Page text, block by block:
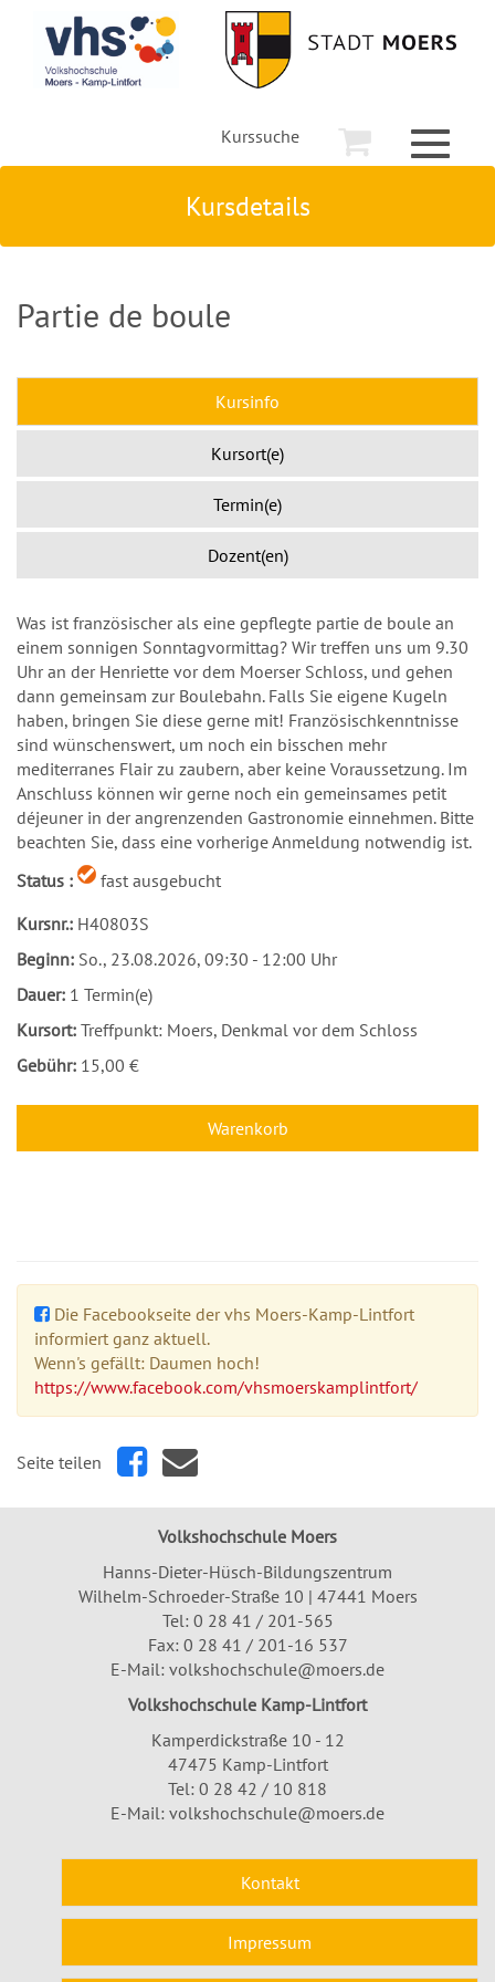
Kurssuche
Toggle
Kursdetails
Partie de boule
Kursinfo
Kursort(e)
Termin(e)
Dozent(en)
Was ist französischer als eine gepflegte partie de boule an
einem sonnigen Sonntagvormittag? Wir treffen uns um 9.30
Uhr an der Henriette vor dem Moerser Schloss, und gehen
dann gemeinsam zur Boulebahn. Falls Sie eigene Kugeln
haben, bringen Sie diese gerne mit! Französischkenntnisse
sind wünschenswert, um noch ein bisschen mehr
mediterranes Flair zu zaubern, aber keine Voraussetzung. Im
Anschluss können wir gerne noch ein gemeinsames petit
déjeuner in der angrenzenden Gastronomie einnehmen. Bitte
beachten Sie, dass eine vorherige Anmeldung notwendig ist.
Status :
fast ausgebucht
Kursnr.: H40803S
Beginn: So., 23.08.2026, 09:30 - 12:00 Uhr
Dauer: 1 Termin(e)
Kursort: Treffpunkt: Moers, Denkmal vor dem Schloss
Gebühr: 15,00 €
Warenkorb
Die Facebookseite der vhs Moers-Kamp-Lintfort
informiert ganz aktuell.
Wenn's gefällt: Daumen hoch!
https://www.facebook.com/vhsmoerskamplintfort/
Seite teilen
Volkshochschule Moers
Hanns-Dieter-Hüsch-Bildungszentrum
Wilhelm-Schroeder-Straße 10 | 47441 Moers
Tel: 0 28 41 / 201-565
Fax: 0 28 41 / 201-16 537
E-Mail: volkshochschule@moers.de
Volkshochschule Kamp-Lintfort
Kamperdickstraße 10 - 12
47475 Kamp-Lintfort
Tel: 0 28 42 / 10 818
E-Mail: volkshochschule@moers.de
Kontakt
Impressum